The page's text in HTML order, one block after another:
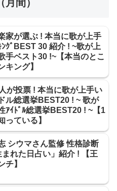
間）
家が選ぶ ! 本当に歌が上手
ﾝｸﾞBEST 30 紹介 ! ~歌が上
手ベスト30 !~【本当のとこ
キング】
が投票 ! 本当に歌が上手い
ル総選挙BEST20 ! ~ 歌が
ｱｲﾄﾞﾙ総選挙BEST20 ! ~【1
っている】
シウマさん監修 性格診断
まれた日占い」紹介 ! 【王
チ】